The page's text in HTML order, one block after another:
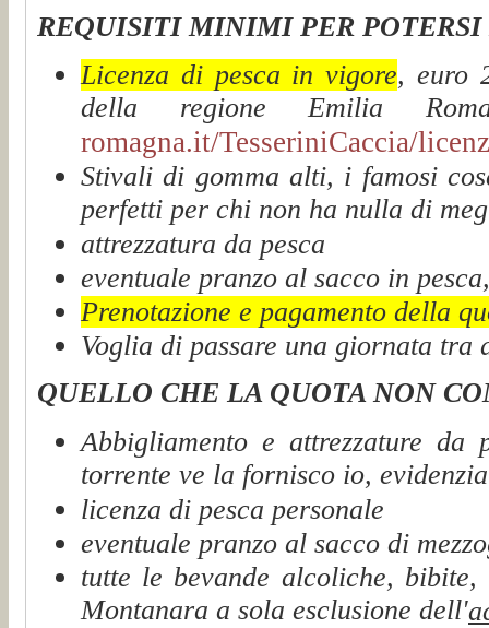
REQUISITI MINIMI PER POTERSI
Licenza di pesca in vigore, euro
della regione Emilia
romagna.it/TesseriniCaccia/
Stivali di gomma alti, i famosi
perfetti per chi non ha nulla di
attrezzatura da pesca
eventuale pranzo al sacco in
Prenotazione e pagamento della
Voglia di passare una giornata tra
QUELLO CHE LA QUOTA NON
Abbigliamento e attrezzature da
torrente ve la fornisco io,
licenza di pesca personale
eventuale pranzo al sacco di
tutte le bevande alcoliche,
Montanara a sola esclusione dell'